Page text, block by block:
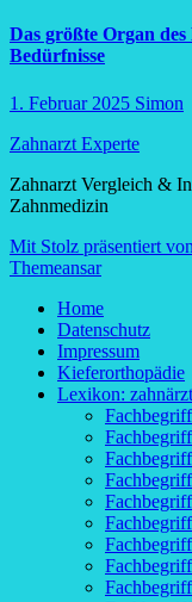
Das größte Organ
Bedürfnisse
1. Februar 2025 Simon
Zahnarzt Experte
Zahnarzt Vergleich &
Zahnmedizin
Mit Stolz präsentiert
Themeansar
Home
Datenschutz
Impressum
Kieferorthopädie
Lexikon: